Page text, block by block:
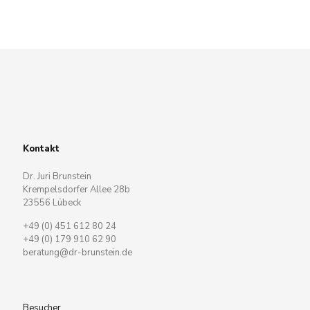
Kontakt
Dr. Juri Brunstein
Krempelsdorfer Allee 28b
23556 Lübeck
+49 (0) 451 612 80 24
+49 (0) 179 910 62 90
beratung@dr-brunstein.de